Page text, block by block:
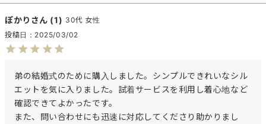
ぽかり 1 30代 女性
投稿日
2025/03/02
弟の結婚式のために購入しました。シンプルできれいなシル
エットを気に入りました。試着サービスを利用し着心地など
確認できてよかったです。
また、問い合わせにも迅速に対応してくださり助かりまし